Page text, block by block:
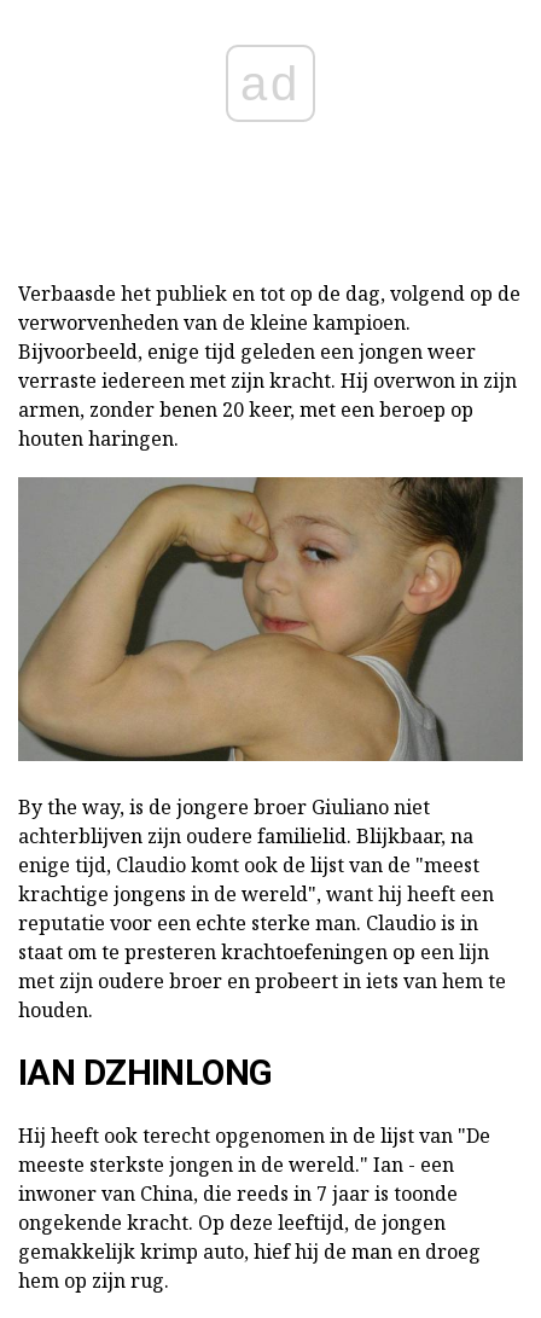
ad
Verbaasde het publiek en tot op de dag, volgend op de
verworvenheden van de kleine kampioen.
Bijvoorbeeld, enige tijd geleden een jongen weer
verraste iedereen met zijn kracht. Hij overwon in zijn
armen, zonder benen 20 keer, met een beroep op
houten haringen.
By the way, is de jongere broer Giuliano niet
achterblijven zijn oudere familielid. Blijkbaar, na
enige tijd, Claudio komt ook de lijst van de "meest
krachtige jongens in de wereld", want hij heeft een
reputatie voor een echte sterke man. Claudio is in
staat om te presteren krachtoefeningen op een lijn
met zijn oudere broer en probeert in iets van hem te
houden.
IAN DZHINLONG
Hij heeft ook terecht opgenomen in de lijst van "De
meeste sterkste jongen in de wereld." Ian - een
inwoner van China, die reeds in 7 jaar is toonde
ongekende kracht. Op deze leeftijd, de jongen
gemakkelijk krimp auto, hief hij de man en droeg
hem op zijn rug.